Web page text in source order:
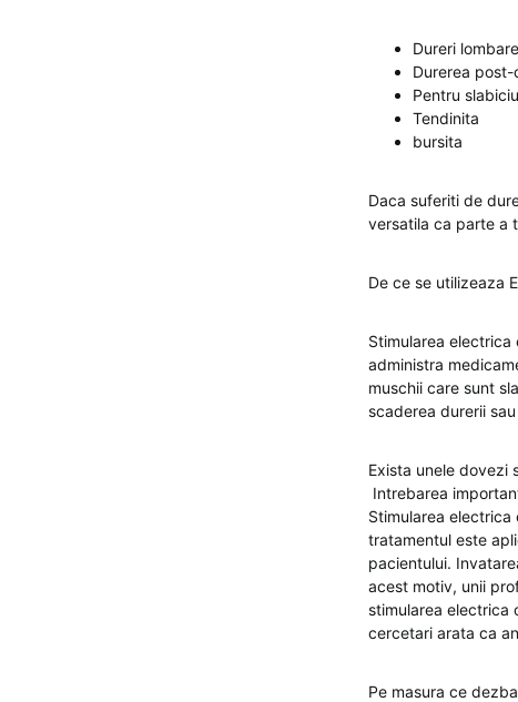
Dureri lombare
Durerea
Pentru
Tendinita
bursita
Daca suferiti de
versatila ca parte a
De ce se utilizeaza
Stimularea
administra
muschii care sunt
scaderea durerii
Exista unele dovezi
Intrebarea
Stimularea
tratamentul este
pacientului.
acest motiv, unii
stimularea electrica
cercetari arata ca
Pe masura ce